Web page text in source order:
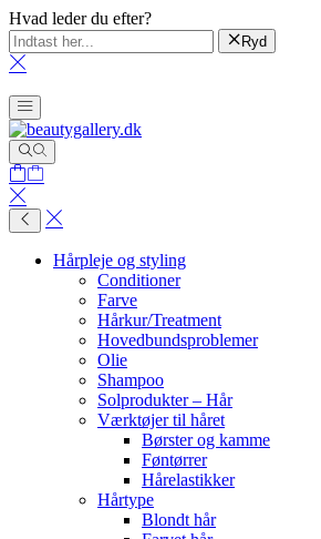
Hvad leder du efter?
Ryd
Hårpleje og styling
Conditioner
Farve
Hårkur/Treatment
Hovedbundsproblemer
Olie
Shampoo
Solprodukter – Hår
Værktøjer til håret
Børster og kamme
Føntørrer
Hårelastikker
Hårtype
Blondt hår